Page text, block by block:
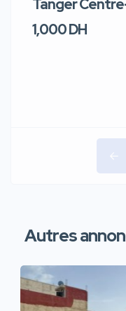
Tanger
1,000 DH
Autres